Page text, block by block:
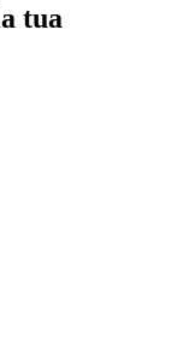
tua